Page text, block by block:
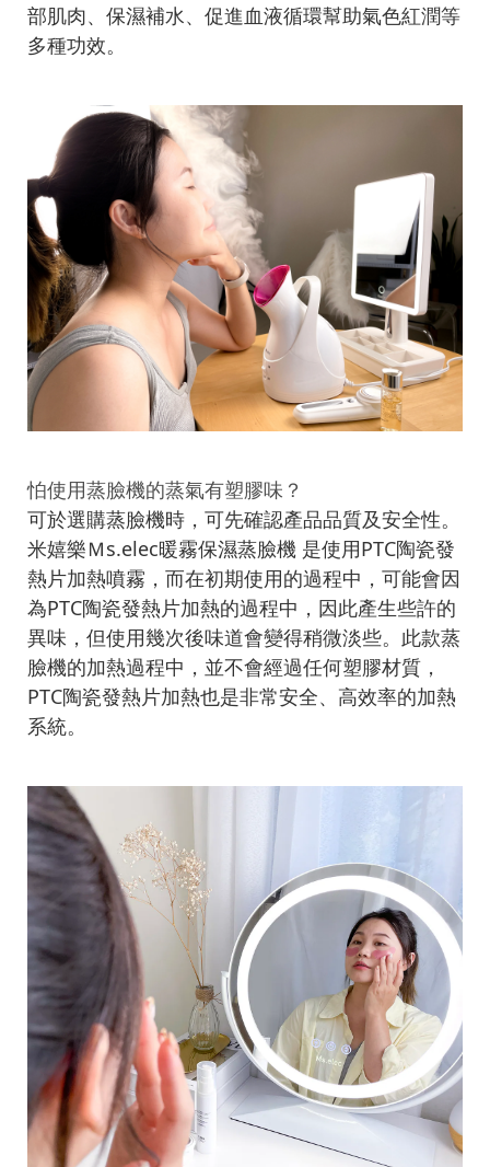
部肌肉、保濕補水、促進血液循環幫助氣色紅潤等
多種功效。
怕使用蒸臉機的蒸氣有塑膠味？
可於選購蒸臉機時，可先確認產品品質及安全性。
米嬉樂Ｍs.elec暖霧保濕蒸臉機 是使用PTC陶瓷發
熱片加熱噴霧，而在初期使用的過程中，可能會因
為PTC陶瓷發熱片加熱的過程中，因此產生些許的
異味，但使用幾次後味道會變得稍微淡些。此款蒸
臉機的加熱過程中，並不會經過任何塑膠材質，
PTC陶瓷發熱片加熱也是非常安全、高效率的加熱
系統。